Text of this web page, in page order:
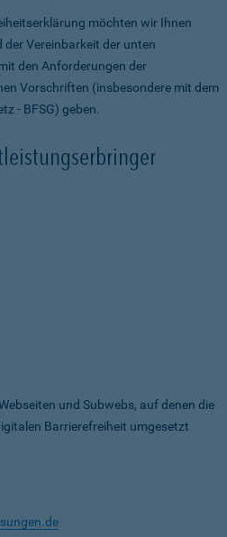
möchten wir Ihnen
der Vereinbarkeit der unten
den Anforderungen der
Vorschriften (insbesondere mit dem
- BFSG) geben.
und Subwebs, auf denen die
Barrierefreiheit umgesetzt